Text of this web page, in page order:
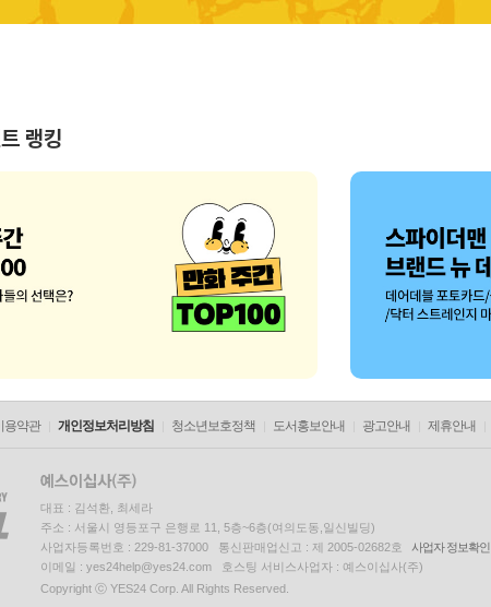
랭킹
용약관 개인정보처리방침 청소년보호정책 도서홍보안내 광고안내 제휴안내
대표 : 김석환, 최세라
주소 : 서울시 영등포구 은행로 11, 5층~6층(여의도동,일신빌딩)
사업자등록번호 : 229-81-37000 통신판매업신고 : 제 2005-02682호
사업자 정보확인
이메일 : yes24help@yes24.com 호스팅 서비스사업자 : 예스이십사(주)
Copyright ⓒ YES24 Corp. All Rights Reserved.